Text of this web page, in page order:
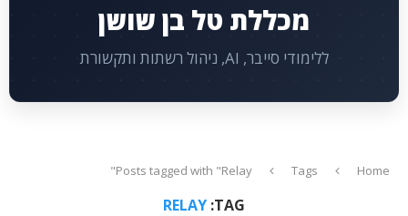
מכללת טל בן שושן
ללימודי סייבר, AI, ניהול רשתות ותקשורת
Home
Tags
Posts tagged with "Relay"
TAG:
RELAY